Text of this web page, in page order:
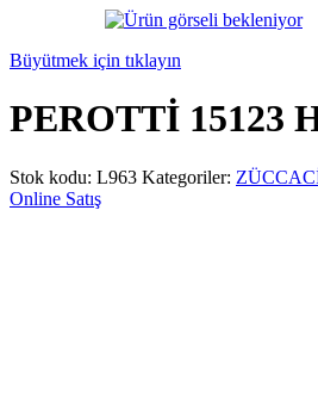
Büyütmek için tıklayın
PEROTTİ 15123
Stok kodu: L963 Kategoriler:
Online Satış